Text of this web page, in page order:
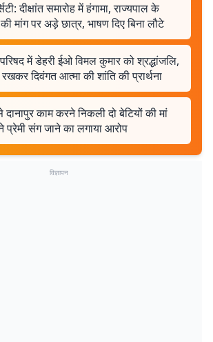
दीक्षांत समारोह में हंगामा, राज्यपाल के
मांग पर अड़े छात्र, भाषण दिए बिना लौटे
में डेहरी ईओ विमल कुमार को श्रद्धांजलि,
रखकर दिवंगत आत्मा की शांति की प्रार्थना
काम करने निकली दो बेटियों की मां
प्रेमी संग जाने का लगाया आरोप
विज्ञापन